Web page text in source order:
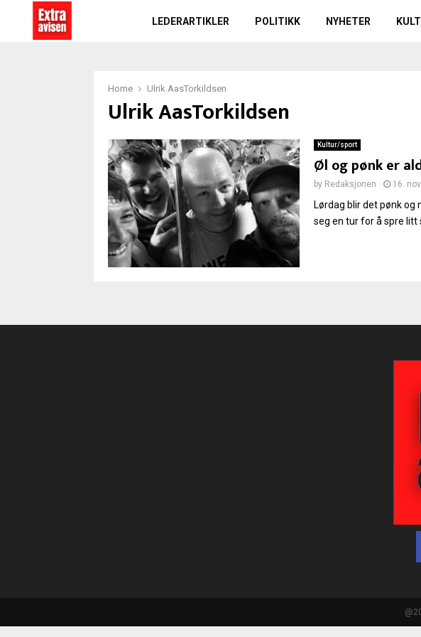
LEDERARTIKLER POLITIKK NYHETER
Home Ulrik AasTorkildsen
Ulrik AasTorkildsen
Kultur/sport
Øl og pønk er
by Redaksjonen 16.
Lørdag blir det pønk og
seg en tur for å spre litt